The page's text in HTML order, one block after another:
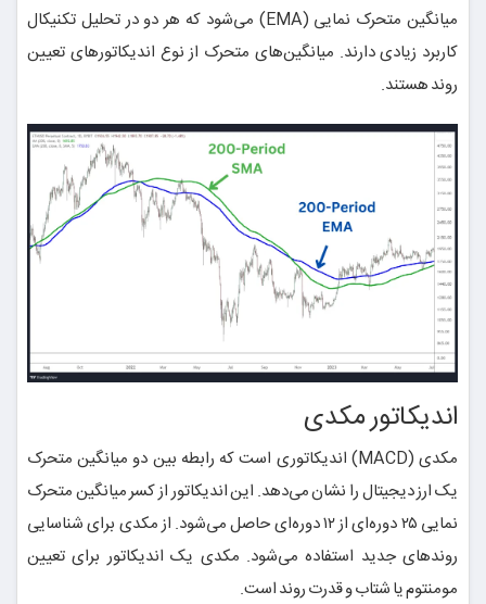
میانگین متحرک نمایی (EMA) می‌شود که هر دو در تحلیل تکنیکال
کاربرد زیادی دارند. میانگین‌های متحرک از نوع اندیکاتورهای تعیین
روند هستند.
اندیکاتور مکدی
مکدی (MACD) اندیکاتوری است که رابطه بین دو میانگین متحرک
یک ارز دیجیتال را نشان می‌دهد. این اندیکاتور از کسر میانگین متحرک
نمایی ۲۵ دوره‌ای از ۱۲ دوره‌ای حاصل می‌‌شود. از مکدی برای شناسایی
روندهای جدید استفاده می‌شود. مکدی یک اندیکاتور برای تعیین
مومنتوم یا شتاب و قدرت روند است.